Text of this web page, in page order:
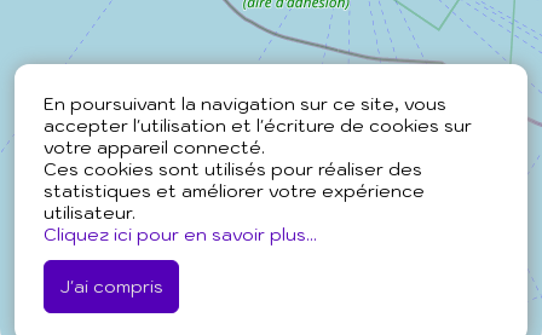
En poursuivant la navigation sur ce site, vous
accepter l'utilisation et l'écriture de cookies sur
votre appareil connecté.
Ces cookies sont utilisés pour réaliser des
statistiques et améliorer votre expérience
utilisateur.
Cliquez ici pour en savoir plus...
J'ai compris